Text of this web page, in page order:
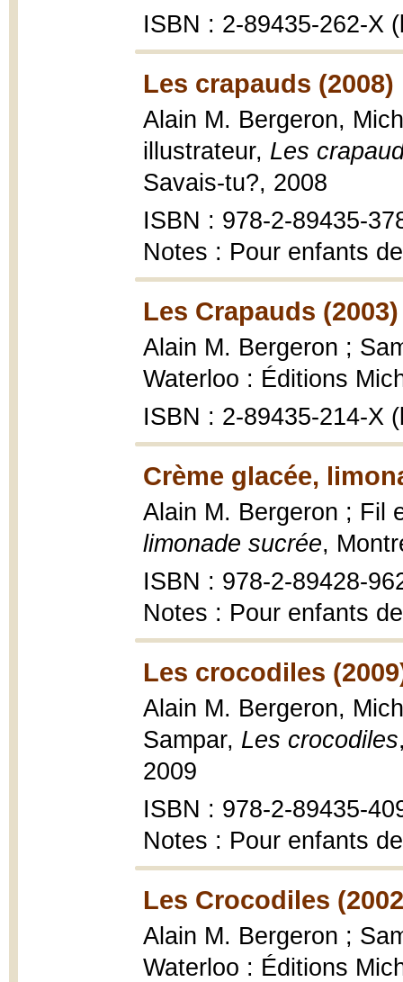
ISBN : 2-89435-262-X
Les crapauds (2008)
Alain M. Bergeron,
illustrateur, Les
Savais-tu?, 2008
ISBN : 978-2-89435-
Notes : Pour enfants
Les Crapauds (2003)
Alain M. Bergeron ;
Waterloo : Éditions
ISBN : 2-89435-214-X
Crème glacée,
Alain M. Bergeron ; Fil
limonade sucrée,
ISBN : 978-2-89428-
Notes : Pour enfants
Les crocodiles
Alain M. Bergeron,
Sampar, Les crocodiles
2009
ISBN : 978-2-89435-
Notes : Pour enfants
Les Crocodiles
Alain M. Bergeron ;
Waterloo : Éditions